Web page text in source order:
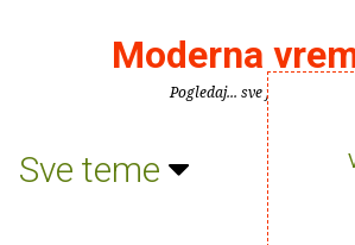
Moderna
Pogledaj... sve je puno knjiga.
Sve teme